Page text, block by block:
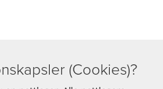
(Cookies)?